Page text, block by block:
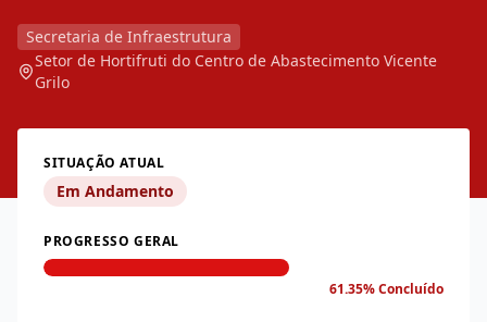
Secretaria de Infraestrutura
Setor de Hortifruti do Centro de Abastecimento Vicente
Grilo
SITUAÇÃO ATUAL
Em Andamento
PROGRESSO GERAL
61.35% Concluído